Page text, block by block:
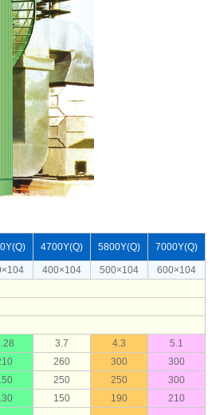
4700Y(Q) 5800Y(Q) 7000Y(Q)
400×104 500×104
600×104
3.7 4.3
5.1
260 300
300
250 250
300
150 190
210